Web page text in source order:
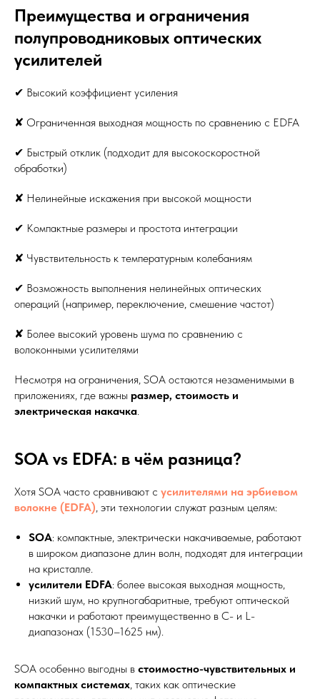
Преимущества и ограничения
полупроводниковых оптических
усилителей
✔ Высокий коэффициент усиления
✘ Ограниченная выходная мощность по сравнению с EDFA
✔ Быстрый отклик (подходит для высокоскоростной
обработки)
✘ Нелинейные искажения при высокой мощности
✔ Компактные размеры и простота интеграции
✘ Чувствительность к температурным колебаниям
✔ Возможность выполнения нелинейных оптических
операций (например, переключение, смешение частот)
✘ Более высокий уровень шума по сравнению с
волоконными усилителями
Несмотря на ограничения, SOA остаются незаменимыми в
приложениях, где важны размер, стоимость и
электрическая накачка.
SOA vs EDFA: в чём разница?
Хотя SOA часто сравнивают с усилителями на эрбиевом
волокне (EDFA), эти технологии служат разным целям:
SOA: компактные, электрически накачиваемые, работают
в широком диапазоне длин волн, подходят для интеграции
на кристалле.
усилители EDFA: более высокая выходная мощность,
низкий шум, но крупногабаритные, требуют оптической
накачки и работают преимущественно в C- и L-
диапазонах (1530–1625 нм).
SOA особенно выгодны в стоимостно-чувствительных и
компактных системах, таких как оптические